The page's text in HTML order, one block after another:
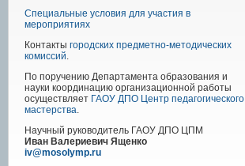
Специальные условия для участия в
мероприятиях
Контакты городских предметно-методических
комиссий.
По поручению Департамента образования и
науки координацию организационной работы
осуществляет ГАОУ ДПО Центр педагогического
мастерства.
Научный руководитель ГАОУ ДПО ЦПМ
Иван Валериевич Ященко
iv@mosolymp.ru